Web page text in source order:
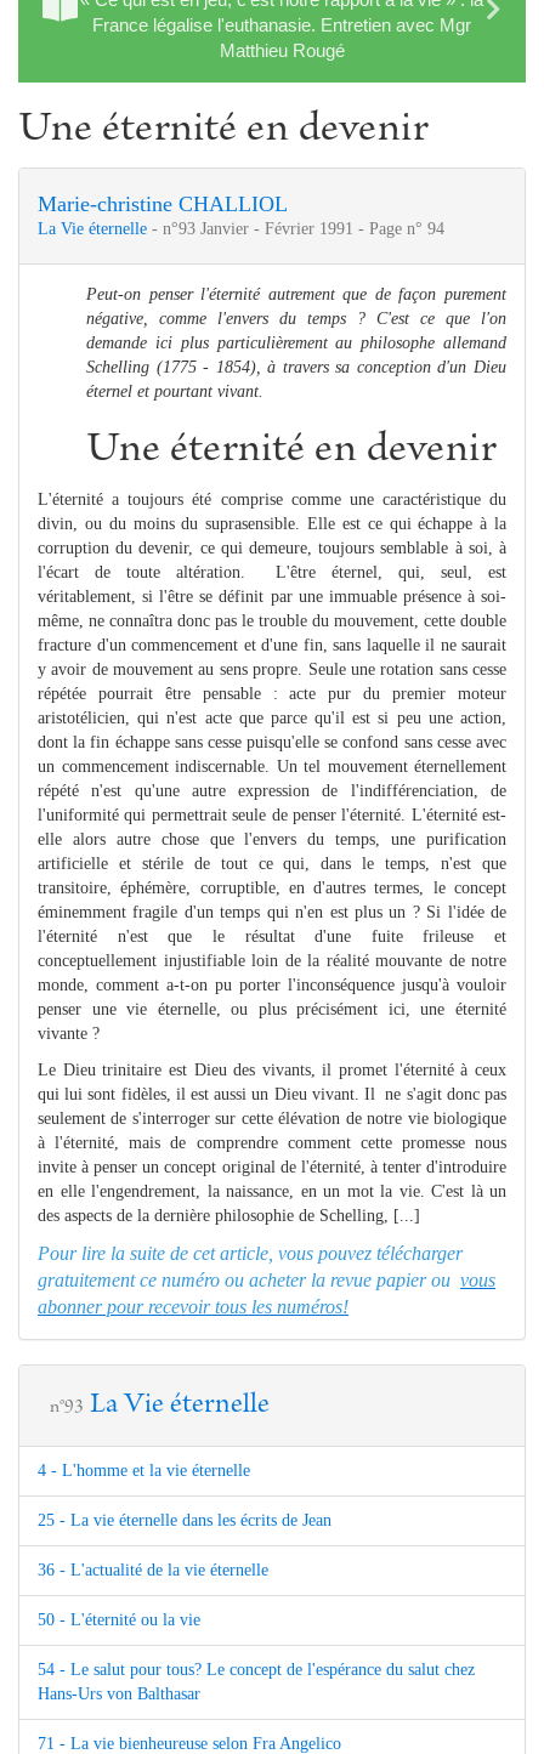
France légalise l'euthanasie. Entretien avec Mgr
Matthieu Rougé
Une éternité en devenir
Marie-christine CHALLIOL
La Vie éternelle - n°93 Janvier - Février 1991 - Page n° 94
Peut-on penser l'éternité autrement que de façon purement
négative, comme l'envers du temps ? C'est ce que l'on
demande ici plus particulièrement au philosophe allemand
Schelling (1775 - 1854), à travers sa conception d'un Dieu
éternel et pourtant vivant.
Une éternité en devenir
L'éternité a toujours été comprise comme une caractéristique du
divin, ou du moins du suprasensible. Elle est ce qui échappe à la
corruption du devenir, ce qui demeure, toujours semblable à soi, à
l'écart de toute altération. L'être éternel, qui, seul, est
véritablement, si l'être se définit par une immuable présence à soi-
même, ne connaîtra donc pas le trouble du mouvement, cette double
fracture d'un commencement et d'une fin, sans laquelle il ne saurait
y avoir de mouvement au sens propre. Seule une rotation sans cesse
répétée pourrait être pensable : acte pur du premier moteur
aristotélicien, qui n'est acte que parce qu'il est si peu une action,
dont la fin échappe sans cesse puisqu'elle se confond sans cesse avec
un commencement indiscernable. Un tel mouvement éternellement
répété n'est qu'une autre expression de l'indifférenciation, de
l'uniformité qui permettrait seule de penser l'éternité. L'éternité est-
elle alors autre chose que l'envers du temps, une purification
artificielle et stérile de tout ce qui, dans le temps, n'est que
transitoire, éphémère, corruptible, en d'autres termes, le concept
éminemment fragile d'un temps qui n'en est plus un ? Si l'idée de
l'éternité n'est que le résultat d'une fuite frileuse et
conceptuellement injustifiable loin de la réalité mouvante de notre
monde, comment a-t-on pu porter l'inconséquence jusqu'à vouloir
penser une vie éternelle, ou plus précisément ici, une éternité
vivante ?
Le Dieu trinitaire est Dieu des vivants, il promet l'éternité à ceux
qui lui sont fidèles, il est aussi un Dieu vivant. Il ne s'agit donc pas
seulement de s'interroger sur cette élévation de notre vie biologique
à l'éternité, mais de comprendre comment cette promesse nous
invite à penser un concept original de l'éternité, à tenter d'introduire
en elle l'engendrement, la naissance, en un mot la vie. C'est là un
des aspects de la dernière philosophie de Schelling, [...]
Pour lire la suite de cet article, vous pouvez télécharger
gratuitement ce numéro ou acheter la revue papier ou vous
abonner pour recevoir tous les numéros!
n°93 La Vie éternelle
4 - L'homme et la vie éternelle
25 - La vie éternelle dans les écrits de Jean
36 - L'actualité de la vie éternelle
50 - L'éternité ou la vie
54 - Le salut pour tous? Le concept de l'espérance du salut chez
Hans-Urs von Balthasar
71 - La vie bienheureuse selon Fra Angelico